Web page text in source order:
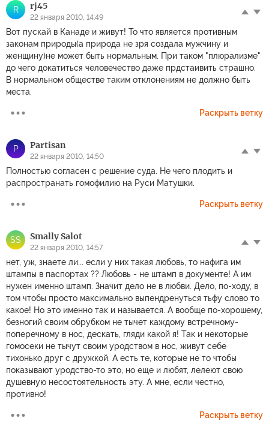
R rj45
22 января 2010, 14:49
Вот пускай в Канаде и живут! То что является противным
законам природы(а природа не зря создала мужчину и
женщину)не может быть нормальным. При таком "плюрализме"
до чего докатиться человечество даже прдстаивить страшно.
В нормальном обществе таким отклонениям не должно быть
места.
Раскрыть ветку
P Partisan
22 января 2010, 14:50
Полностью согласен с решение суда. Не чего плодить и
распространать гомофилию на Руси Матушки.
Раскрыть ветку
SS Smally Salot
22 января 2010, 14:57
нет, уж, знаете ли... если у них такая любовь, то нафига им
штампы в паспортах ?? Любовь - не штамп в документе! А им
нужен именно штамп. Значит дело не в любви. Дело, по-ходу, в
том чтобы просто максимально выпендренуться тьфу слово то
какое! Но это именно так и называется. А вообще по-хорошему,
безногий своим обрубком не тычет каждому встречному-
поперечному в нос, дескать, гляди какой я! Так и некоторые
гомосеки не тычут своим уродством в нос, живут себе
тихонько друг с дружкой. А есть те, которые не то чтобы
показывают уродство-то это, но еще и любят, лелеют свою
душевную несостоятельность эту. А мне, если честно,
противно!
Раскрыть ветку